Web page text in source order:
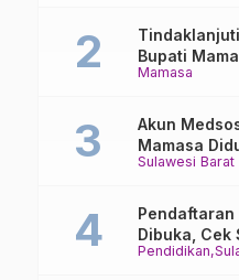
Mamasa
Bupati
dan Lurah
Sulawesi Barat
Akun
Mamasa
Buka Suara
Pendidikan
Dibuka, Cek
Online